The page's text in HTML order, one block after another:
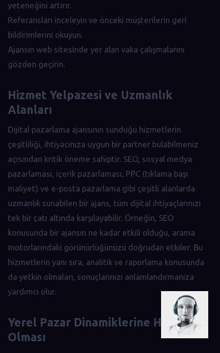
yeteneğini artırır.
Referansları inceleyin ve önceki müşterilerin geri
bildirimlerini okuyun.
Ajansın web sitesinde yer alan vaka çalışmalarını
gözden geçirin.
Hizmet Yelpazesi ve Uzmanlık
Alanları
Dijital pazarlama ajansının sunduğu hizmetlerin
çeşitliliği, ihtiyacınıza uygun bir partner bulabilmeniz
açısından kritik öneme sahiptir. SEO, sosyal medya
pazarlaması, içerik pazarlaması, PPC (tıklama başı
maliyet) ve e-posta pazarlama gibi çeşitli alanlarda
uzmanlık sunabilen bir ajans, tüm dijital ihtiyaçlarınızı
tek bir çatı altında karşılayabilir. Örneğin, SEO
konusunda bir ajansın ne kadar etkili olduğu, arama
motorlarındaki görünürlüğünüzü doğrudan etkiler. Bu
hizmetlerin yanı sıra, analitik ve raporlama konusunda
da yetkin olmaları, sonuçlarınızı anlamlandırmanıza
yardımcı olur.
Yerel Pazar Dinamiklerine Hakim
Olması